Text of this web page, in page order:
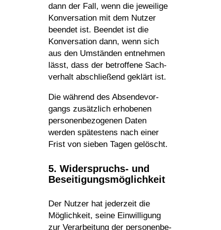
dann der Fall, wenn die jewei­lige
Konver­sa­tion mit dem Nutzer
beendet ist. Beendet ist die
Konver­sa­tion dann, wenn sich
aus den Umständen entnehmen
lässt, dass der betrof­fene Sach­
ver­halt abschlie­ßend geklärt ist.
Die während des Absen­de­vor­
gangs zusätz­lich erho­benen
perso­nen­be­zo­genen Daten
werden spätes­tens nach einer
Frist von sieben Tagen gelöscht.
5. Wider­spruchs- und
Beseitigungsmöglichkeit
Der Nutzer hat jeder­zeit die
Möglich­keit, seine Einwil­li­gung
zur Verar­bei­tung der perso­nen­be­